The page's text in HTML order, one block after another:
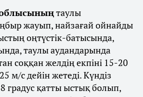
таулы
жауып, найзағай ойнайды
оңтүстік-батысында,
таулы аудандарында
соққан желдің екпіні 15-20
м/с дейін жетеді. Күндіз
градус қатты ыстық болып,